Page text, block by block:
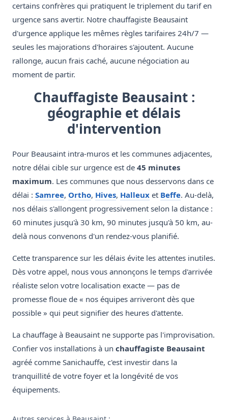
certains confrères qui pratiquent le triplement du tarif en
urgence sans avertir. Notre chauffagiste Beausaint
d'urgence applique les mêmes règles tarifaires 24h/7 —
seules les majorations d'horaires s'ajoutent. Aucune
rallonge, aucun frais caché, aucune négociation au
moment de partir.
Chauffagiste Beausaint :
géographie et délais
d'intervention
Pour Beausaint intra-muros et les communes adjacentes,
notre délai cible sur urgence est de 45 minutes
maximum. Les communes que nous desservons dans ce
délai : Samree, Ortho, Hives, Halleux et Beffe. Au-delà,
nos délais s'allongent progressivement selon la distance :
60 minutes jusqu'à 30 km, 90 minutes jusqu'à 50 km, au-
delà nous convenons d'un rendez-vous planifié.
Cette transparence sur les délais évite les attentes inutiles.
Dès votre appel, nous vous annonçons le temps d'arrivée
réaliste selon votre localisation exacte — pas de
promesse floue de « nos équipes arriveront dès que
possible » qui peut signifier des heures d'attente.
La chauffage à Beausaint ne supporte pas l'improvisation.
Confier vos installations à un chauffagiste Beausaint
agréé comme Sanichauffe, c'est investir dans la
tranquillité de votre foyer et la longévité de vos
équipements.